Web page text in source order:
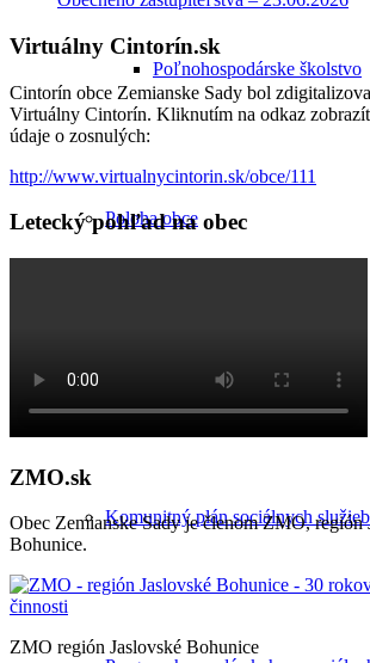
Poľnohospodárske školstvo
Poloha obce
Komunitný plán sociálnych služieb
Virtuálny Cintorín.sk
Cintorín obce Zemianske Sady bol
Virtuálny Cintorín. Kliknutím na odkaz
údaje o zosnulých:
http://www.virtualnycintorin.sk/obce/111
Letecký pohľad na obec
ZMO.sk
Obec Zemianske Sady je členom ZMO, región
Bohunice.
ZMO región Jaslovské Bohunice